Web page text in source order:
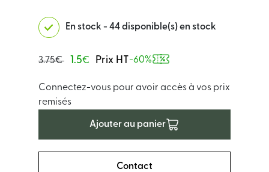
En stock - 44 disponible(s) en stock
3.75€ 1.5€ Prix HT-60%
Connectez-vous pour avoir accès à vos prix
remisés
Ajouter au panier
Contact